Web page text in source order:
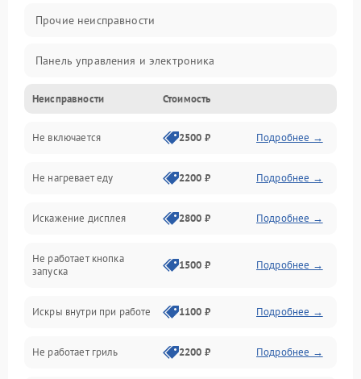
Прочие неисправности
Панель управления и электроника
Дверца и корпус
Механика и внутренние элементы
Механические повреждения
Питание и запуск
Нагрев и приготовление
Программное обеспечение
Неисправности Стоимость
Не включается 2500 ₽ Подробнее →
Не нагревает еду 2200 ₽ Подробнее →
Искажение дисплея 2800 ₽ Подробнее →
Не работает кнопка
запуска
1500 ₽ Подробнее →
Искры внутри при работе 1100 ₽ Подробнее →
Не работает гриль 2200 ₽ Подробнее →